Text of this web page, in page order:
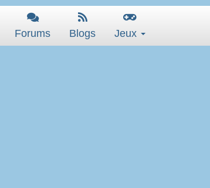
Forums Blogs Jeux